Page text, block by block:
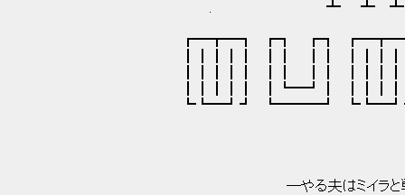
. ┻ ┻ ┻
┏━┳━┓ ┏┓ ┏┓ ┏━┳━┓
┃┃┃┃┃ ┃┗━┛┃ ┃┃┃┃┃
┗┗━┛┛ ┗━━━┛ ┗┗━┛┛
―やる夫はミイラと戦うよ